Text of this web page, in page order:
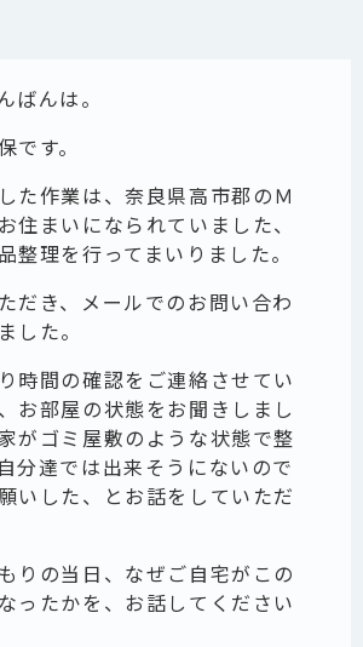
ばんは。
です。
た作業は、奈良県高市郡のＭ
住まいになられていました、
整理を行ってまいりました。
だき、メールでのお問い合わ
した。
時間の確認をご連絡させてい
お部屋の状態をお聞きしまし
がゴミ屋敷のような状態で整
分達では出来そうにないので
いした、とお話をしていただ
りの当日、なぜご自宅がこの
ったかを、お話してください